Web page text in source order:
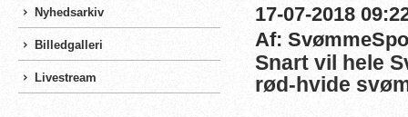
Nyhedsarkiv
Billedgalleri
Livestream
17-07-2018
Af:
Snart vil hele
rød-hvide